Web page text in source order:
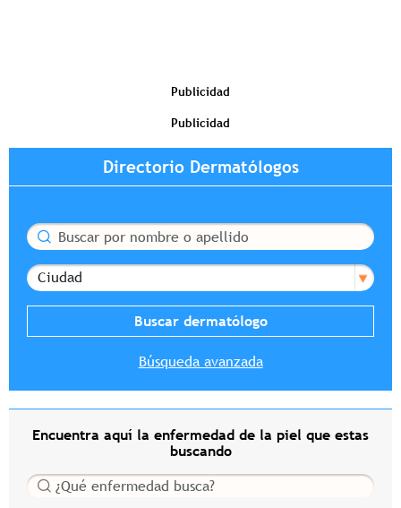
Publicidad
Publicidad
Directorio Dermatólogos
Buscar
Ciudad
Búsqueda avanzada
Encuentra aquí la enfermedad de la piel que estas
buscando
Buscar